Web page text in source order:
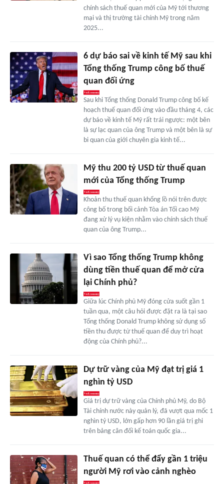
chính sách thuế quan mới của Mỹ tới thương
mại và thị trường tài chính Mỹ trong năm
2025...
6 dự báo sai về kinh tế Mỹ sau khi
Tổng thống Trump công bố thuế
quan đối ứng
Sau khi Tổng thống Donald Trump công bố kế
hoạch thuế quan đối ứng vào đầu tháng 4, các
dự báo về kinh tế Mỹ rất trái ngược: một bên
là sự lạc quan của ông Trump và một bên là sự
bi quan của giới chuyên gia kinh tế...
Mỹ thu 200 tỷ USD từ thuế quan
mới của Tổng thống Trump
Khoản thu thuế quan khổng lồ nói trên được
công bố trong bối cảnh Tòa án Tối cao Mỹ
đang xử lý vụ kiện nhằm vào chính sách thuế
quan của ông Trump...
Vì sao Tổng thống Trump không
dùng tiền thuế quan để mở cửa
lại Chính phủ?
Giữa lúc Chính phủ Mỹ đóng cửa suốt gần 1
tuần qua, một câu hỏi được đặt ra là tại sao
Tổng thống Donald Trump không sử dụng số
tiền thu được từ thuế quan để duy trì hoạt
động của Chính phủ?...
Dự trữ vàng của Mỹ đạt trị giá 1
nghìn tỷ USD
Giá trị dự trữ vàng của Chính phủ Mỹ, do Bộ
Tài chính nước này quản lý, đã vượt qua mốc 1
nghìn tỷ USD, lớn gấp hơn 90 lần giá trị ghi
trên bảng cân đối kế toán quốc gia...
Thuế quan có thể đẩy gần 1 triệu
người Mỹ rơi vào cảnh nghèo